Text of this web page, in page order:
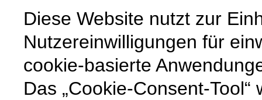
Diese Website nutzt zur
Nutzereinwilligungen für
cookie-basierte
Das „Cookie-Consent-